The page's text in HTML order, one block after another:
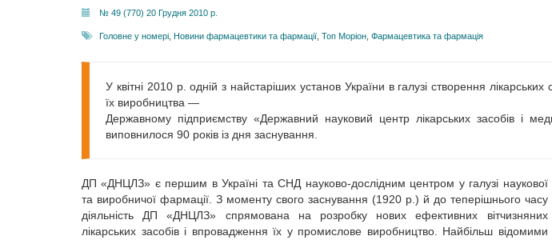
№ 49 (770) 20 Грудня 2010 р.
Головне у номері Новини фармацевтики та фармації Топ Моріон Фармацевтика та фармація
У квітні 2010 р. одній з найстаріших установ України в галузі створення лікарських
їх виробництва —
Державному підприємству «Державний науковий центр лікарських засобів і
виповнилося 90 років із дня заснування.
ДП «ДНЦЛЗ» є першим в Україні та СНД науково-дослідним центром у галузі наукової
та виробничої фармації. З моменту свого заснування (1920 р.) й до теперішнього часу
діяльність ДП «ДНЦЛЗ» спрямована на розробку нових ефективних вітчизняних
лікарських засобів і впровадження їх у промислове виробництво. Найбільш відомими